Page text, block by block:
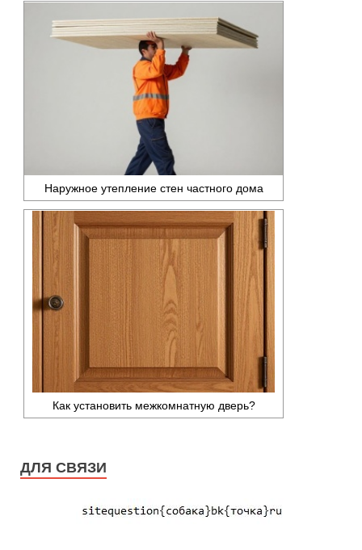
Наружное утепление стен частного дома
Как установить межкомнатную дверь?
ДЛЯ СВЯЗИ